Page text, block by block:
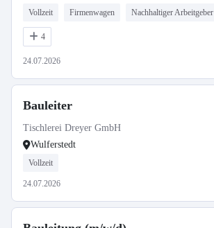
Vollzeit Firmenwagen Nachhaltiger Arbeitgeber
4
24.07.2026
Bauleiter
Tischlerei Dreyer GmbH
Wulferstedt
Vollzeit
24.07.2026